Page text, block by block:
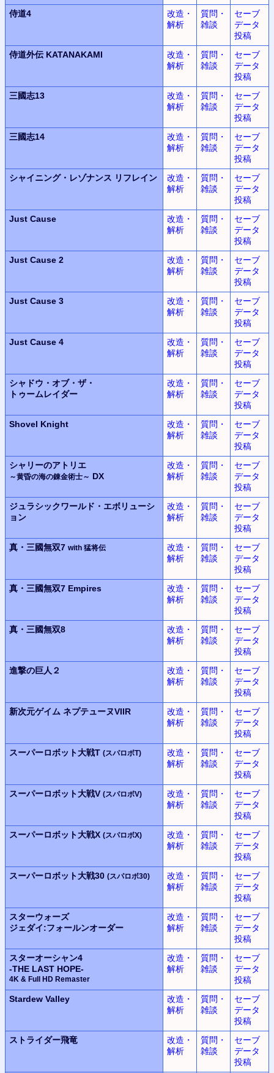
侍道4
改造・
解析
質問・
雑談
セーブ
データ
投稿
侍道外伝 KATANAKAMI
改造・
解析
質問・
雑談
セーブ
データ
投稿
三國志13
改造・
解析
質問・
雑談
セーブ
データ
投稿
三國志14
改造・
解析
質問・
雑談
セーブ
データ
投稿
シャイニング・レゾナンス リフレイン
改造・
解析
質問・
雑談
セーブ
データ
投稿
Just Cause
改造・
解析
質問・
雑談
セーブ
データ
投稿
Just Cause 2
改造・
解析
質問・
雑談
セーブ
データ
投稿
Just Cause 3
改造・
解析
質問・
雑談
セーブ
データ
投稿
Just Cause 4
改造・
解析
質問・
雑談
セーブ
データ
投稿
シャドウ・オブ・ザ・
トゥームレイダー
改造・
解析
質問・
雑談
セーブ
データ
投稿
Shovel Knight
改造・
解析
質問・
雑談
セーブ
データ
投稿
シャリーのアトリエ
～黄昏の海の錬金術士～ DX
改造・
解析
質問・
雑談
セーブ
データ
投稿
ジュラシックワールド・エボリューシ
ョン
改造・
解析
質問・
雑談
セーブ
データ
投稿
真・三國無双7 with 猛将伝
改造・
解析
質問・
雑談
セーブ
データ
投稿
真・三國無双7 Empires
改造・
解析
質問・
雑談
セーブ
データ
投稿
真・三國無双8
改造・
解析
質問・
雑談
セーブ
データ
投稿
進撃の巨人２
改造・
解析
質問・
雑談
セーブ
データ
投稿
新次元ゲイム ネプテューヌVIIR
改造・
解析
質問・
雑談
セーブ
データ
投稿
スーパーロボット大戦T (スパロボT)
改造・
解析
質問・
雑談
セーブ
データ
投稿
スーパーロボット大戦V (スパロボV)
改造・
解析
質問・
雑談
セーブ
データ
投稿
スーパーロボット大戦X (スパロボX)
改造・
解析
質問・
雑談
セーブ
データ
投稿
スーパーロボット大戦30 (スパロボ30)
改造・
解析
質問・
雑談
セーブ
データ
投稿
スターウォーズ
ジェダイ:フォールンオーダー
改造・
解析
質問・
雑談
セーブ
データ
投稿
スターオーシャン4
-THE LAST HOPE-
4K & Full HD Remaster
改造・
解析
質問・
雑談
セーブ
データ
投稿
Stardew Valley
改造・
解析
質問・
雑談
セーブ
データ
投稿
ストライダー飛竜
改造・
解析
質問・
雑談
セーブ
データ
投稿